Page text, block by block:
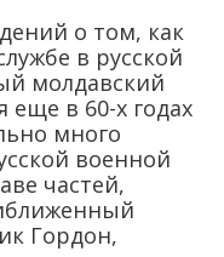
о том, как
в русской
молдавский
еще в 60-х годах
много
военной
частей,
Гордон,